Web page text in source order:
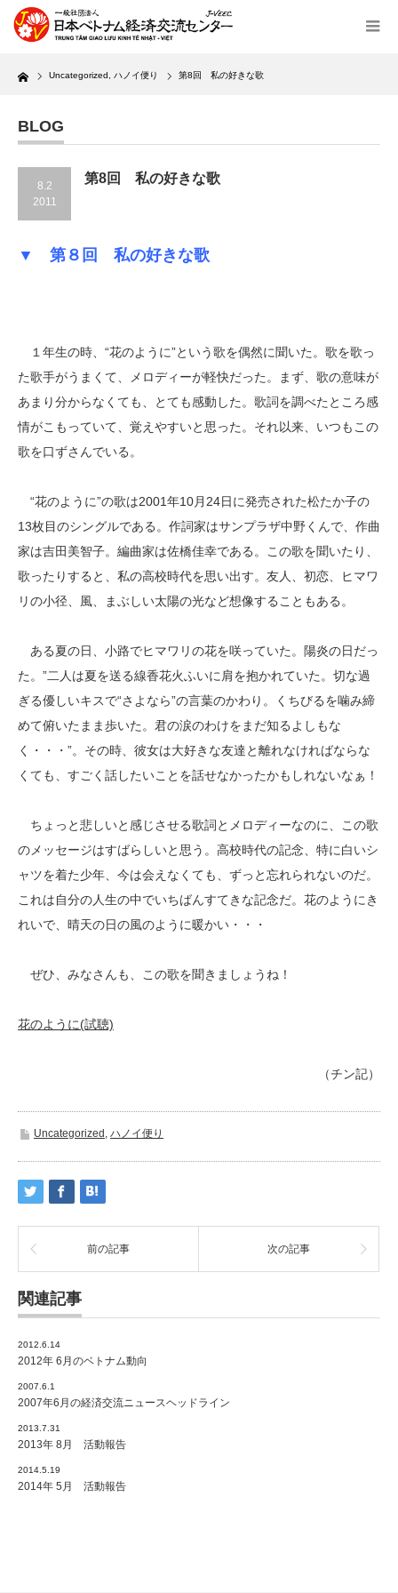
Home Uncategorized ハノイ便り 第8回 私の好きな歌
BLOG
8.2
2011
第8回 私の好きな歌
▼ 第８回 私の好きな歌
１年生の時、“花のように”という歌を偶然に聞いた。歌を歌っ
た歌手がうまくて、メロディーが軽快だった。まず、歌の意味が
あまり分からなくても、とても感動した。歌詞を調べたところ感
情がこもっていて、覚えやすいと思った。それ以来、いつもこの
歌を口ずさんでいる。
“花のように”の歌は2001年10月24日に発売された松たか子の
13枚目のシングルである。作詞家はサンプラザ中野くんで、作曲
家は吉田美智子。編曲家は佐橋佳幸である。この歌を聞いたり、
歌ったりすると、私の高校時代を思い出す。友人、初恋、ヒマワ
リの小径、風、まぶしい太陽の光など想像することもある。
ある夏の日、小路でヒマワリの花を咲っていた。陽炎の日だっ
た。”二人は夏を送る線香花火ふいに肩を抱かれていた。切な過
ぎる優しいキスで“さよなら”の言葉のかわり。くちびるを噛み締
めて俯いたまま歩いた。君の涙のわけをまだ知るよしもな
く・・・”。その時、彼女は大好きな友達と離れなければならな
くても、すごく話したいことを話せなかったかもしれないなぁ！
ちょっと悲しいと感じさせる歌詞とメロディーなのに、この歌
のメッセージはすばらしいと思う。高校時代の記念、特に白いシ
ャツを着た少年、今は会えなくても、ずっと忘れられないのだ。
これは自分の人生の中でいちばんすてきな記念だ。花のようにき
れいで、晴天の日の風のように暖かい・・・
ぜひ、みなさんも、この歌を聞きましょうね！
花のように(試聴)
（チン記）
Uncategorized , ハノイ便り
前の記事 次の記事
関連記事
2012.6.14
2012年 6月のベトナム動向
2007.6.1
2007年6月の経済交流ニュースヘッドライン
2013.7.31
2013年 8月 活動報告
2014.5.19
2014年 5月 活動報告